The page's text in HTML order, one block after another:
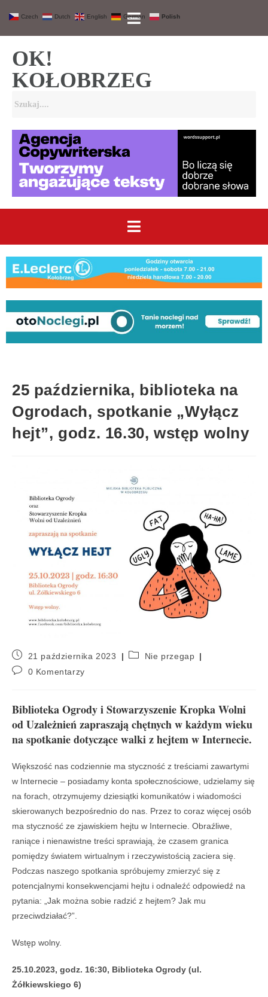
OK!
KOŁOBRZEG
25 października, biblioteka na
Ogrodach, spotkanie „Wyłącz
hejt”, godz. 16.30, wstęp wolny
21 października 2023
Nie przegap
0 Komentarzy
Biblioteka Ogrody i Stowarzyszenie Kropka Wolni
od Uzależnień zapraszają chętnych w każdym wieku
na spotkanie dotyczące walki z hejtem w Internecie.
Większość nas codziennie ma styczność z treściami zawartymi
w Internecie – posiadamy konta społecznościowe, udzielamy się
na forach, otrzymujemy dziesiątki komunikatów i wiadomości
skierowanych bezpośrednio do nas. Przez to coraz więcej osób
ma styczność ze zjawiskiem hejtu w Internecie. Obraźliwe,
raniące i nienawistne treści sprawiają, że czasem granica
pomiędzy światem wirtualnym i rzeczywistością zaciera się.
Podczas naszego spotkania spróbujemy zmierzyć się z
potencjalnymi konsekwencjami hejtu i odnaleźć odpowiedź na
pytania: „Jak można sobie radzić z hejtem? Jak mu
przeciwdziałać?”.
Wstęp wolny.
25.10.2023, godz. 16:30, Biblioteka Ogrody (ul.
Żółkiewskiego 6)
Czech Dutch English German Polish